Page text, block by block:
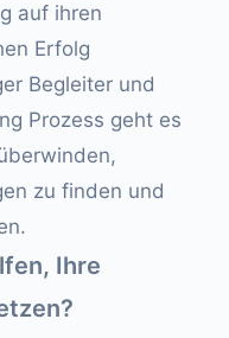
auf ihren
Erfolg
Begleiter und
Prozess geht es
zu finden und
Ihre